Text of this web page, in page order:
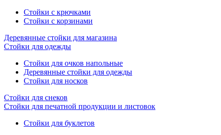
Стойки с крючками
Стойки с корзинами
Деревянные стойки для магазина
Стойки для одежды
Стойки для очков напольные
Деревянные стойки для одежды
Стойки для носков
Стойки для снеков
Стойки для печатной продукции и листовок
Стойки для буклетов